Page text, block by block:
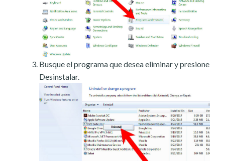
Busque el programa que desea eliminar y presione
Desinstalar.